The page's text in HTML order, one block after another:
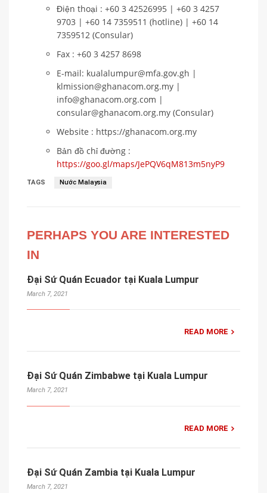
Điện thoại : +60 3 42526995 | +60 3 4257
9703 | +60 14 7359511 (hotline) | +60 14
7359512 (Consular)
Fax : +60 3 4257 8698
E-mail: kualalumpur@mfa.gov.gh |
klmission@ghanacom.org.my |
info@ghanacom.org.com |
consular@ghanacom.org.my (Consular)
Website : https://ghanacom.org.my
Bản đồ chỉ đường :
https://goo.gl/maps/JePQV6qM813m5nyP9
TAGS Nước Malaysia
PERHAPS YOU ARE INTERESTED
IN
Đại Sứ Quán Ecuador tại Kuala Lumpur
March 7, 2021
READ MORE
Đại Sứ Quán Zimbabwe tại Kuala Lumpur
March 7, 2021
READ MORE
Đại Sứ Quán Zambia tại Kuala Lumpur
March 7, 2021